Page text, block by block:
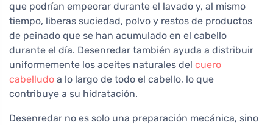
que podrían empeorar durante el lavado y, al mismo
tiempo, liberas suciedad, polvo y restos de productos
de peinado que se han acumulado en el cabello
durante el día. Desenredar también ayuda a distribuir
uniformemente los aceites naturales del cuero
cabelludo a lo largo de todo el cabello, lo que
contribuye a su hidratación.
Desenredar no es solo una preparación mecánica, sino